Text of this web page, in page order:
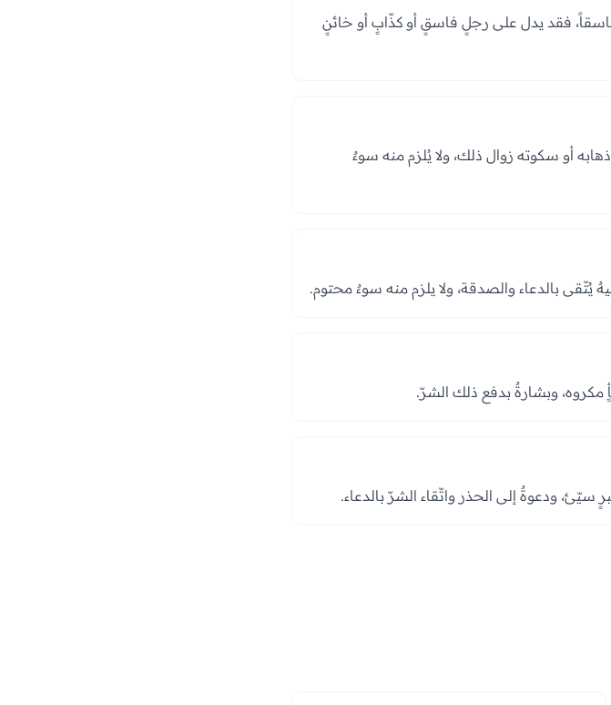
فقد يدل على رجلٍ فاسقٍ أو كذّابٍ أو خائنٍ
أو سكوته زوال ذلك، ولا يُلزم منه سوءٌ
يُتّقى بالدعاء والصدقة، ولا يلزم منه سوءٌ محتوم.
وبشارةٌ بدفع ذلك الشرّ.
سيّئ، ودعوةٌ إلى الحذر واتّقاء الشرّ بالدعاء.